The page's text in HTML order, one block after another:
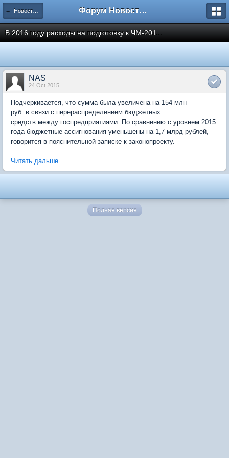
← Новости рынка недвижимости Форум Новостройки
В 2016 году расходы на подготовку к ЧМ-201...
NAS
24 Oct 2015
Подчеркивается, что сумма была увеличена на 154 млн
руб. в связи с перераспределением бюджетных
средств между госпредприятиями. По сравнению с уровнем 2015
года бюджетные ассигнования уменьшены на 1,7 млрд рублей,
говорится в пояснительной записке к законопроекту.
Читать дальше
Полная версия